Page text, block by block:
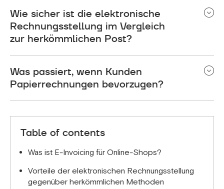
Wie sicher ist die elektronische
Rechnungsstellung im Vergleich
zur herkömmlichen Post?
Die elektronische Rechnungsstellung bietet in der
Regel eine höhere Sicherheit durch
Verschlüsselung, sichere Übertragungsprotokolle
sind gegen Verlust, Diebstahl und unbefugten
Zugriff geschützt.
Was passiert, wenn Kunden
Papierrechnungen bevorzugen?
Die meisten Kunden gewöhnen sich schnell an die
elektronische Rechnungsstellung, wenn die
Vorteile klar kommuniziert werden. Sie können
während der Übergangszeit vorübergehend eine
doppelte Zustellung anbieten oder für Kunden mit
die Papierform beibehalten.
Table of contents
Was ist E-Invoicing für Online-Shops?
Vorteile der elektronischen Rechnungsstellung
gegenüber herkömmlichen Methoden